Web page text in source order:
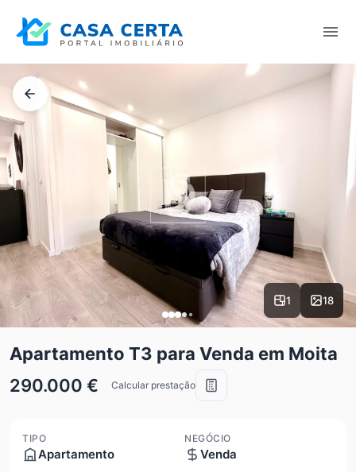
1 18
Apartamento T3 para Venda em Moita
290.000 €
Calcular prestação
TIPO
Apartamento
NEGÓCIO
Venda